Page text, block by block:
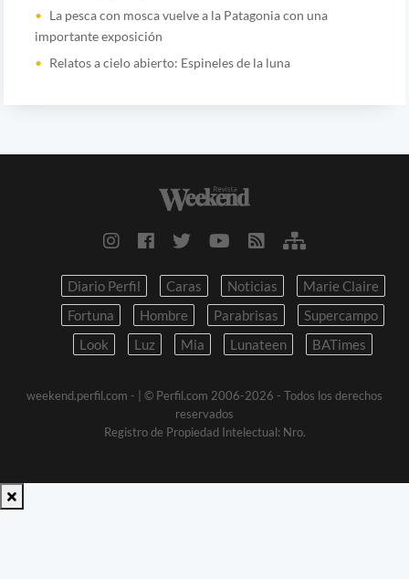
La pesca con mosca vuelve a la Patagonia con una
importante exposición
Relatos a cielo abierto: Espineles de la luna
Diario Perfil Caras Noticias
Marie Claire
Fortuna
Hombre Parabrisas
Supercampo
Look
Luz Mia Lunateen BATimes
weekend.perfil.com -
| © Perfil.com 2006-2026 - Todos los derechos
reservados
Registro de Propiedad Intelectual: Nro.